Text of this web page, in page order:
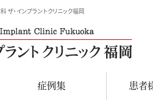
・インプラントクリニック福岡
症例集 患者